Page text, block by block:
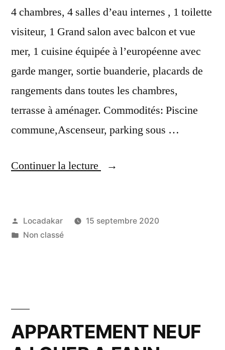
4 chambres, 4 salles d’eau internes , 1 toilette
visiteur, 1 Grand salon avec balcon et vue
mer, 1 cuisine équipée à l’européenne avec
garde manger, sortie buanderie, placards de
rangements dans toutes les chambres,
terrasse à aménager. Commodités: Piscine
commune,Ascenseur, parking sous …
Continuer la lecture
« PENTHOUSE
A
Publié
par
Locadakar
15 septembre 2020
Publié
Non classé
APPARTEMENT NEUF